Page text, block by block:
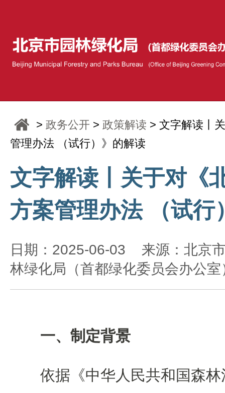
>政务公开 >政策解读 > 文字解读丨
管理办法 （试行）》的解读
文字解读丨关于对《
方案管理办法 （试行
日期：2025-06-03 来源：北京
林绿化局（首都绿化委员会办公室
一、制定背景
依据《中华人民共和国森